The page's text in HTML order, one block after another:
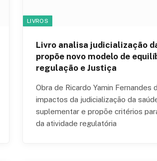
LIVROS
Livro analisa judicialização
propõe novo modelo de
regulação e Justiça
Obra de Ricardo Yamin Fernandes
impactos da judicialização da
suplementar e propõe critérios
da atividade regulatória